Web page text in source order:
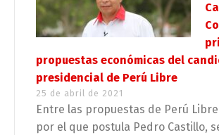
propuestas económicas del
presidencial de Perú Libre
25 de abril de 2021
Entre las propuestas de Perú
por el que postula Pedro Castillo,